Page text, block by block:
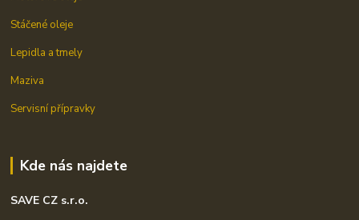
Stáčené oleje
Lepidla a tmely
Maziva
Servisní přípravky
Kde nás najdete
SAVE CZ s.r.o.